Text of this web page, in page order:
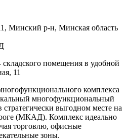
Минский р-н, Минская область
помещения в удобной
11
комплекса
многофункциональный
выгодном месте на
(МКАД). Комплекс идеально
торговлю, офисные
зоны.